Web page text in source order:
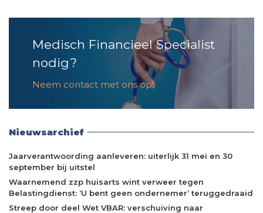
Medisch Financieel Specialist
nodig?
Neem contact met ons op!
Nieuwsarchief
Jaarverantwoording aanleveren: uiterlijk 31 mei en 30
september bij uitstel
Waarnemend zzp huisarts wint verweer tegen
Belastingdienst: ‘U bent geen ondernemer’ teruggedraaid
Streep door deel Wet VBAR: verschuiving naar